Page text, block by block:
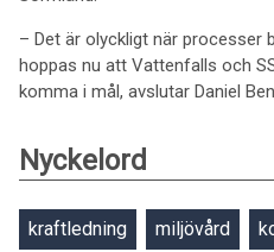
– Det är olyckligt när processer
hoppas nu att Vattenfalls och
komma i mål, avslutar Daniel
Nyckelord
kraftledning miljövård